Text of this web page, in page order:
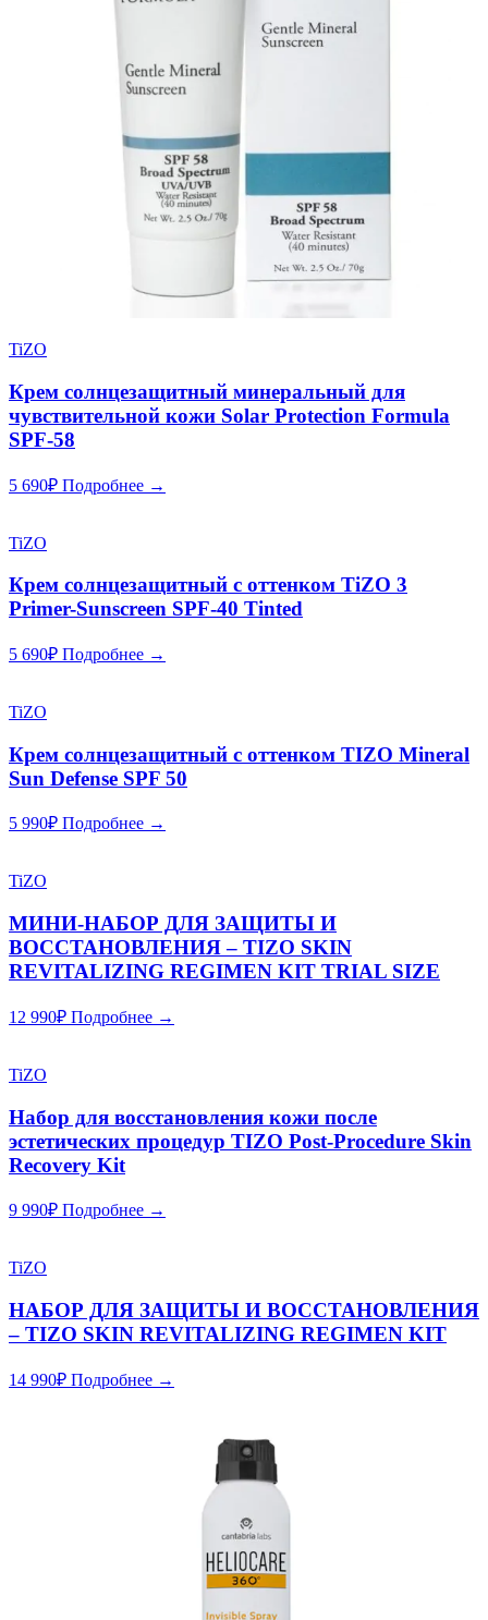
TiZO
Крем солнцезащитный минеральный для
чувствительной кожи Solar Protection Formula
SPF-58
5 690₽ Подробнее →
TiZO
Крем солнцезащитный с оттенком TiZO 3
Primer-Sunscreen SPF-40 Tinted
5 690₽ Подробнее →
TiZO
Крем солнцезащитный с оттенком TIZO Mineral
Sun Defense SPF 50
5 990₽ Подробнее →
TiZO
МИНИ-НАБОР ДЛЯ ЗАЩИТЫ И
ВОССТАНОВЛЕНИЯ – TIZO SKIN
REVITALIZING REGIMEN KIT TRIAL SIZE
12 990₽ Подробнее →
TiZO
Набор для восстановления кожи после
эстетических процедур TIZO Post-Procedure Skin
Recovery Kit
9 990₽ Подробнее →
TiZO
НАБОР ДЛЯ ЗАЩИТЫ И ВОССТАНОВЛЕНИЯ
– TIZO SKIN REVITALIZING REGIMEN KIT
14 990₽ Подробнее →